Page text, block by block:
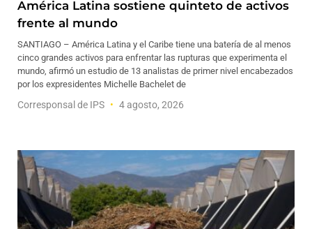
América Latina sostiene quinteto de activos
frente al mundo
SANTIAGO – América Latina y el Caribe tiene una batería de al menos
cinco grandes activos para enfrentar las rupturas que experimenta el
mundo, afirmó un estudio de 13 analistas de primer nivel encabezados
por los expresidentes Michelle Bachelet de
Corresponsal de IPS 4 agosto, 2026